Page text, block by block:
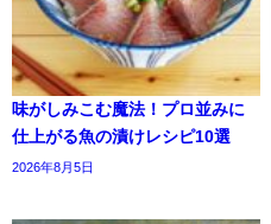
味がしみこむ魔法！プロ並みに
仕上がる魚の漬けレシピ10選
2026年8月5日